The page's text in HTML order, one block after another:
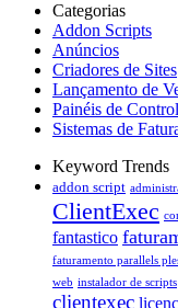
Categorias
Addon Scripts
Anúncios
Criadores de Sites
Lançamento de
Painéis de
Sistemas de
Keyword Trends
addon script
ClientExec
fantastico
faturamento parallels
web instalador de scripts
clientexec